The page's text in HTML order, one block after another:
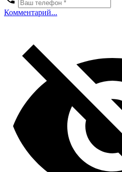
Комментарий...